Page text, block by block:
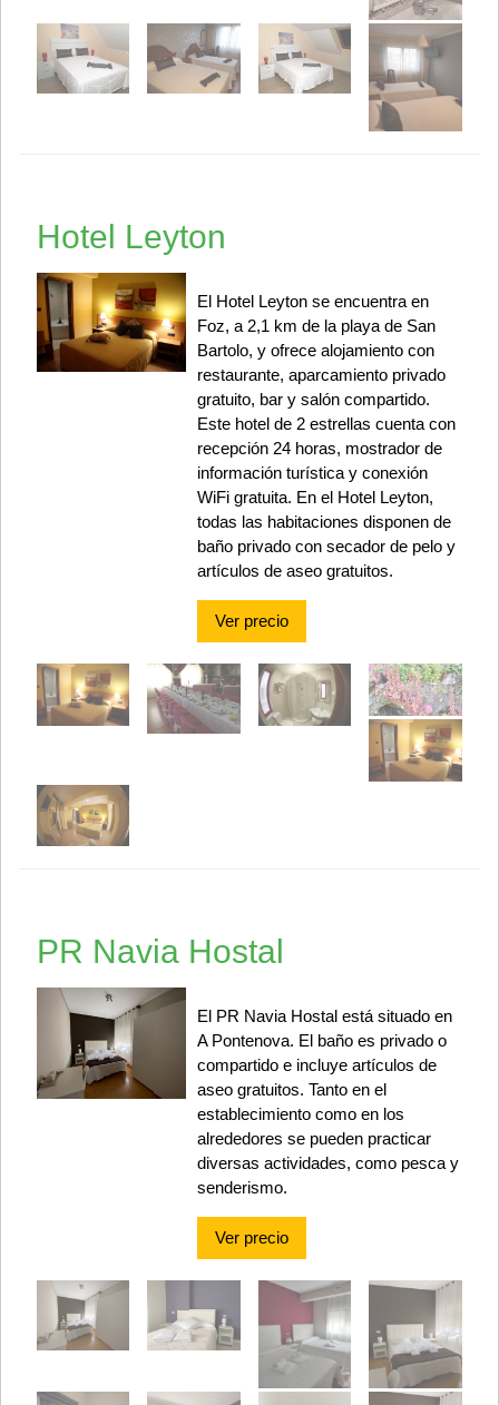
Hotel Leyton
El Hotel Leyton se encuentra en
Foz, a 2,1 km de la playa de San
Bartolo, y ofrece alojamiento con
restaurante, aparcamiento privado
gratuito, bar y salón compartido.
Este hotel de 2 estrellas cuenta con
recepción 24 horas, mostrador de
información turística y conexión
WiFi gratuita. En el Hotel Leyton,
todas las habitaciones disponen de
baño privado con secador de pelo y
artículos de aseo gratuitos.
Ver precio
PR Navia Hostal
El PR Navia Hostal está situado en
A Pontenova. El baño es privado o
compartido e incluye artículos de
aseo gratuitos. Tanto en el
establecimiento como en los
alrededores se pueden practicar
diversas actividades, como pesca y
senderismo.
Ver precio